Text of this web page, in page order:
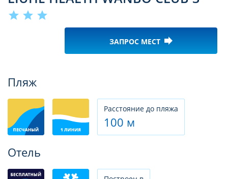
star star star
ЗАПРОС МЕСТ forward
Пляж
Расстояние до пляжа
100 м
Отель